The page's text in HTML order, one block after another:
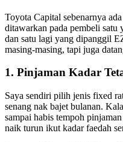
Toyota Capital sebenarnya
ditawarkan pada pembeli satu
dan satu lagi yang dipanggil
masing-masing, tapi juga
1. Pinjaman Kadar
Saya sendiri pilih jenis fixed
senang nak bajet bulanan.
sampai habis tempoh
naik turun ikut kadar faedah